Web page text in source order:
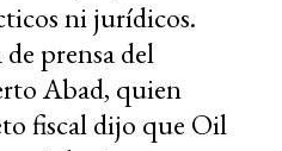
ni jurídicos.
prensa del
Abad, quien
fiscal dijo que Oil